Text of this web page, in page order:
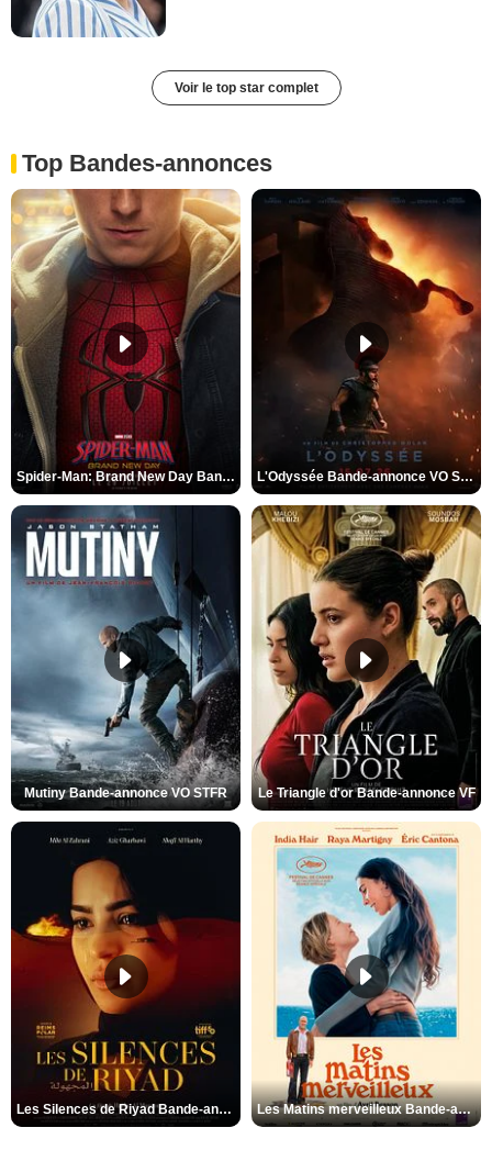
Voir le top star complet
Top Bandes-annonces
Spider-Man: Brand New Day Bande-annonce VO STFR L'Odyssée Bande-annonce VO STFR
Mutiny Bande-annonce VO STFR Le Triangle d'or Bande-annonce VF
Les Silences de Riyad Bande-annonce VO STFR Les Matins merveilleux Bande-annonce VF